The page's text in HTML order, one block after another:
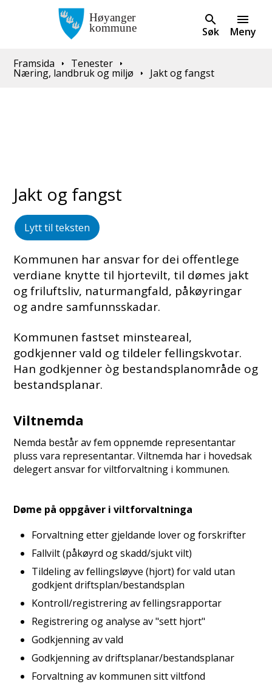
Søk Meny
Du er her:
Framsida Tenester
Næring, landbruk og miljø Jakt og fangst
Jakt og fangst
Lytt til teksten
Kommunen har ansvar for dei offentlege
verdiane knytte til hjortevilt, til dømes jakt
og friluftsliv, naturmangfald, påkøyringar
og andre samfunnsskadar.
Kommunen fastset minsteareal,
godkjenner vald og tildeler fellingskvotar.
Han godkjenner òg bestandsplanområde og
bestandsplanar.
Viltnemda
Nemda består av fem oppnemde representantar
pluss vara representantar. Viltnemda har i hovedsak
delegert ansvar for viltforvaltning i kommunen.
Døme på oppgåver i viltforvaltninga
Forvaltning etter gjeldande lover og forskrifter
Fallvilt (påkøyrd og skadd/sjukt vilt)
Tildeling av fellingsløyve (hjort) for vald utan
godkjent driftsplan/bestandsplan
Kontroll/registrering av fellingsrapportar
Registrering og analyse av "sett hjort"
Godkjenning av vald
Godkjenning av driftsplanar/bestandsplanar
Forvaltning av kommunen sitt viltfond